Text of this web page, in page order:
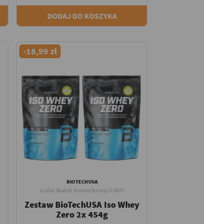
DODAJ DO KOSZYKA
-18,99 zł
BIOTECHUSA
Izolat Białek Serwatkowych WPI
Zestaw BioTechUSA Iso Whey
Zero 2x 454g